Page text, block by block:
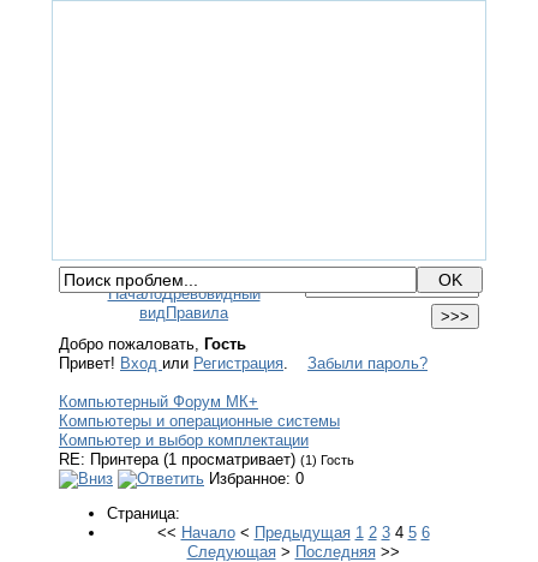
НачалоДревовидный
видПравила
Добро пожаловать, Гость
Привет! Вход или Регистрация. Забыли пароль?
Компьютерный Форум МК+
Компьютеры и операционные системы
Компьютер и выбор комплектации
RE: Принтера (1 просматривает) (1) Гость
Избранное: 0
Страница:
<< Начало< Предыдущая 1 2 3 4 5 6
Следующая> Последняя>>